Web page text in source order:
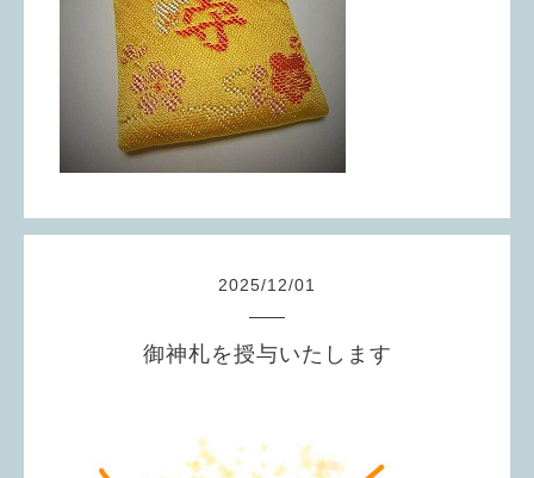
2025/12/01
御神札を授与いたします